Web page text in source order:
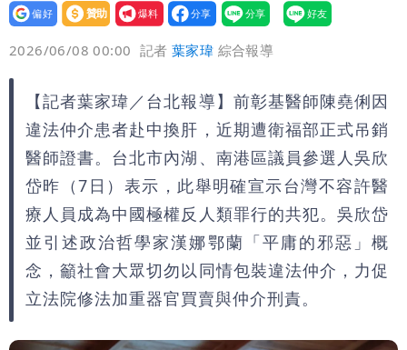
設為
贊助
我要
爆料
2026/06/08 00:00 記者葉家瑋 綜合報導
【記者葉家瑋／台北報導】前彰基醫師陳堯俐因
違法仲介患者赴中換肝，近期遭衛福部正式吊銷
醫師證書。台北市內湖、南港區議員參選人吳欣
岱昨（7日）表示，此舉明確宣示台灣不容許醫
療人員成為中國極權反人類罪行的共犯。吳欣岱
並引述政治哲學家漢娜鄂蘭「平庸的邪惡」概
念，籲社會大眾切勿以同情包裝違法仲介，力促
立法院修法加重器官買賣與仲介刑責。